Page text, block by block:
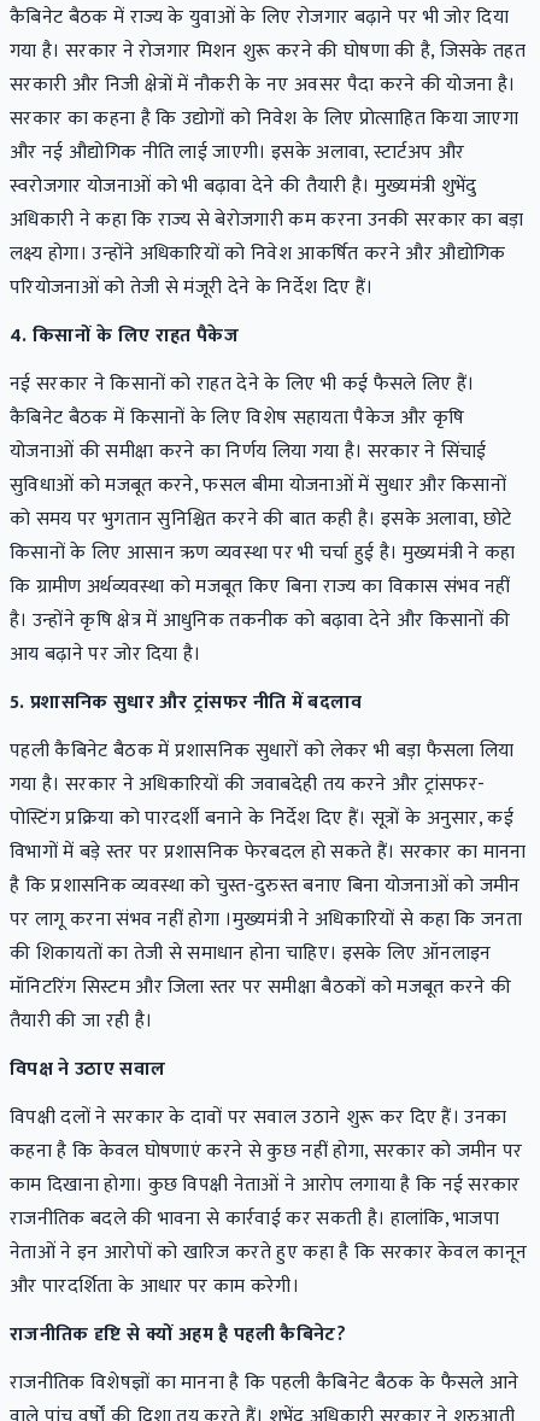
कैबिनेट बैठक में राज्य के युवाओं के लिए रोजगार बढ़ाने पर भी जोर दिया
गया है। सरकार ने रोजगार मिशन शुरू करने की घोषणा की है, जिसके तहत
सरकारी और निजी क्षेत्रों में नौकरी के नए अवसर पैदा करने की योजना है।
सरकार का कहना है कि उद्योगों को निवेश के लिए प्रोत्साहित किया जाएगा
और नई औद्योगिक नीति लाई जाएगी। इसके अलावा, स्टार्टअप और
स्वरोजगार योजनाओं को भी बढ़ावा देने की तैयारी है। मुख्यमंत्री शुभेंदु
अधिकारी ने कहा कि राज्य से बेरोजगारी कम करना उनकी सरकार का बड़ा
लक्ष्य होगा। उन्होंने अधिकारियों को निवेश आकर्षित करने और औद्योगिक
परियोजनाओं को तेजी से मंजूरी देने के निर्देश दिए हैं।
4. किसानों के लिए राहत पैकेज
नई सरकार ने किसानों को राहत देने के लिए भी कई फैसले लिए हैं।
कैबिनेट बैठक में किसानों के लिए विशेष सहायता पैकेज और कृषि
योजनाओं की समीक्षा करने का निर्णय लिया गया है। सरकार ने सिंचाई
सुविधाओं को मजबूत करने, फसल बीमा योजनाओं में सुधार और किसानों
को समय पर भुगतान सुनिश्चित करने की बात कही है। इसके अलावा, छोटे
किसानों के लिए आसान ऋण व्यवस्था पर भी चर्चा हुई है। मुख्यमंत्री ने कहा
कि ग्रामीण अर्थव्यवस्था को मजबूत किए बिना राज्य का विकास संभव नहीं
है। उन्होंने कृषि क्षेत्र में आधुनिक तकनीक को बढ़ावा देने और किसानों की
आय बढ़ाने पर जोर दिया है।
5. प्रशासनिक सुधार और ट्रांसफर नीति में बदलाव
पहली कैबिनेट बैठक में प्रशासनिक सुधारों को लेकर भी बड़ा फैसला लिया
गया है। सरकार ने अधिकारियों की जवाबदेही तय करने और ट्रांसफर-
पोस्टिंग प्रक्रिया को पारदर्शी बनाने के निर्देश दिए हैं। सूत्रों के अनुसार, कई
विभागों में बड़े स्तर पर प्रशासनिक फेरबदल हो सकते हैं। सरकार का मानना
है कि प्रशासनिक व्यवस्था को चुस्त-दुरुस्त बनाए बिना योजनाओं को जमीन
पर लागू करना संभव नहीं होगा ।मुख्यमंत्री ने अधिकारियों से कहा कि जनता
की शिकायतों का तेजी से समाधान होना चाहिए। इसके लिए ऑनलाइन
मॉनिटरिंग सिस्टम और जिला स्तर पर समीक्षा बैठकों को मजबूत करने की
तैयारी की जा रही है।
विपक्ष ने उठाए सवाल
विपक्षी दलों ने सरकार के दावों पर सवाल उठाने शुरू कर दिए हैं। उनका
कहना है कि केवल घोषणाएं करने से कुछ नहीं होगा, सरकार को जमीन पर
काम दिखाना होगा। कुछ विपक्षी नेताओं ने आरोप लगाया है कि नई सरकार
राजनीतिक बदले की भावना से कार्रवाई कर सकती है। हालांकि, भाजपा
नेताओं ने इन आरोपों को खारिज करते हुए कहा है कि सरकार केवल कानून
और पारदर्शिता के आधार पर काम करेगी।
राजनीतिक दृष्टि से क्यों अहम है पहली कैबिनेट?
राजनीतिक विशेषज्ञों का मानना है कि पहली कैबिनेट बैठक के फैसले आने